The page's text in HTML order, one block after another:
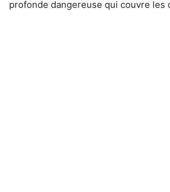
profonde dangereuse qui couvre les